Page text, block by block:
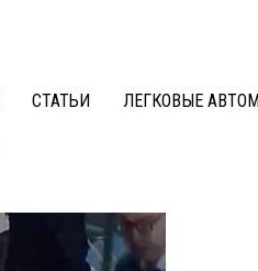
СТАТЬИ ЛЕГКОВЫЕ